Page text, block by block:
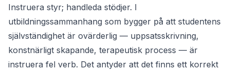
Instruera styr; handleda stödjer. I
utbildningssammanhang som bygger på att studentens
självständighet är ovärderlig — uppsatsskrivning,
konstnärligt skapande, terapeutisk process — är
instruera fel verb. Det antyder att det finns ett korrekt